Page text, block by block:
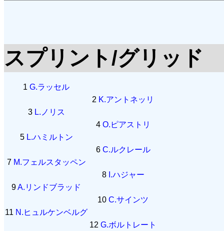
スプリント/グリッド
1 G.ラッセル
2 K.アントネッリ
3 L.ノリス
4 O.ピアストリ
5 L.ハミルトン
6 C.ルクレール
7 M.フェルスタッペン
8 I.ハジャー
9A.リンドブラッド
10 C.サインツ
11 N.ヒュルケンベルグ
12 G.ボルトレート